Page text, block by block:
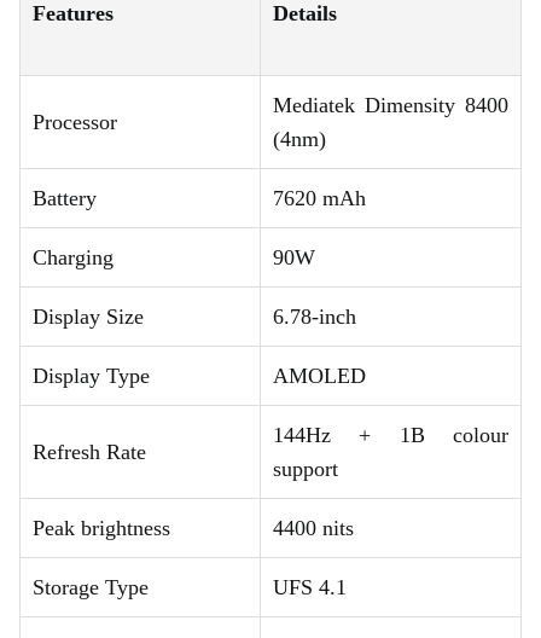
Features Details
Processor
Mediatek Dimensity 8400
(4nm)
Battery 7620 mAh
Charging 90W
Display Size 6.78-inch
Display Type AMOLED
Refresh Rate
144Hz + 1B colour
support
Peak brightness 4400 nits
Storage Type UFS 4.1